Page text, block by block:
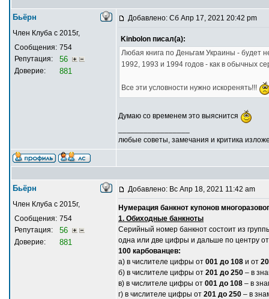
Бьёрн
Член Клуба с 2015г,
Сообщения: 754
Репутация:
56
Доверие: 881
Добавлено: Сб Апр 17, 2021 20:42 pm
Kinbolon писал(а):
Любая книга по Деньгам Украины - будет
1992, 1993 и 1994 годов - как в обычных
Все эти условности нужно искоренять!!!
Думаю со временем это выяснится
любые советы, замечания и критика
Бьёрн
Член Клуба с 2015г,
Сообщения: 754
Репутация:
56
Доверие: 881
Добавлено: Вс Апр 18, 2021 11:42 am
Нумерация банкнот купонов
1. Обиходные банкноты
Серийный номер банкнот состоит из
одна или две цифры и дальше по центру
100 карбованцев:
а) в числителе цифры от 001 до 108 и от
б) в числителе цифры от 201 до 250 – в
в) в числителе цифры от 001 до 108 – в
г) в числителе цифры от 201 до 250 – в